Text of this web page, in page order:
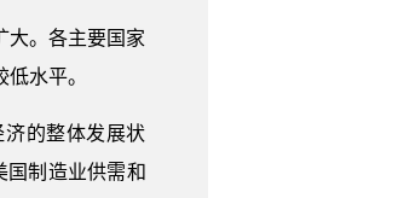
大。各主要国家
水平。
的整体发展状
国制造业供需和